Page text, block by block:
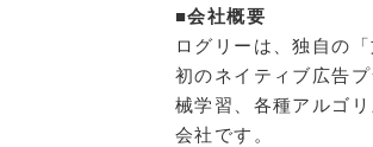
■会社概要
ログリーは、独自の
初のネイティブ広告
械学習、各種アルゴ
会社です。